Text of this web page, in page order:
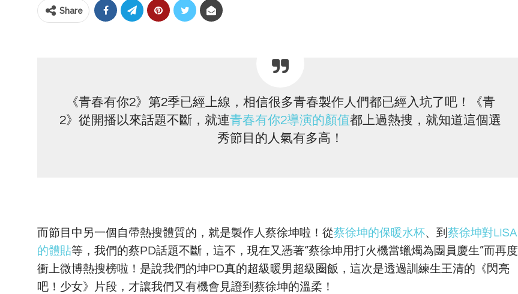
Share
《青春有你2》第2季已經上線，相信很多青春製作人們都已經入坑了吧！《青
2》從開播以來話題不斷，就連青春有你2導演的顏值都上過熱搜，就知道這個選
秀節目的人氣有多高！
而節目中另一個自帶熱搜體質的，就是製作人蔡徐坤啦！從蔡徐坤的保暖水杯、到 蔡徐坤對LISA
的體貼等，我們的蔡PD話題不斷，這不，現在又憑著“蔡徐坤用打火機當蠟燭為團員慶生”而再度
衝上微博熱搜榜啦！是說我們的坤PD真的超級暖男超級圈飯，這次是透過訓練生王清的《閃亮
吧！少女》片段，才讓我們又有機會見證到蔡徐坤的溫柔！